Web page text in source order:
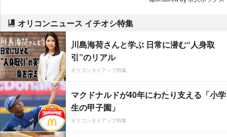
オリコンニュース イチオシ特集
川島海荷さんと学ぶ 日常に潜む“人身取
引”のリアル
オリコンタイアップ特集
マクドナルドが40年にわたり支える「小学
生の甲子園」
オリコンタイアップ特集